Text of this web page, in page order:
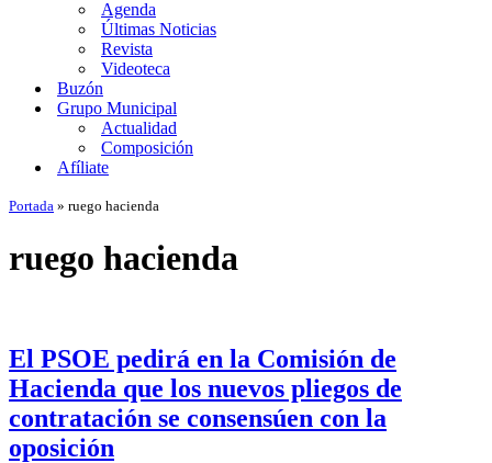
Agenda
Últimas Noticias
Revista
Videoteca
Buzón
Grupo Municipal
Actualidad
Composición
Afíliate
Portada » ruego hacienda
ruego hacienda
El PSOE pedirá en la Comisión de
Hacienda que los nuevos pliegos de
contratación se consensúen con la
oposición